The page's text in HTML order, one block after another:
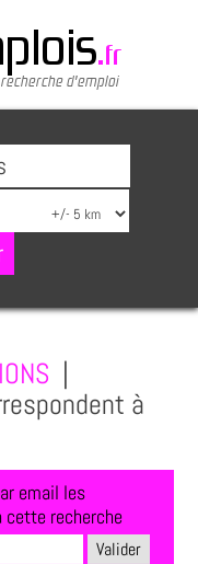
à
email les
cette recherche